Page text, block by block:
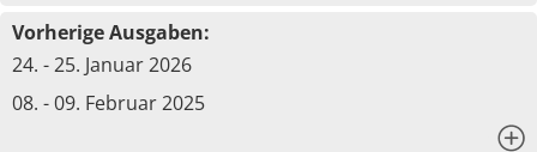
Vorherige Ausgaben:
24. - 25. Januar 2026
08. - 09. Februar 2025